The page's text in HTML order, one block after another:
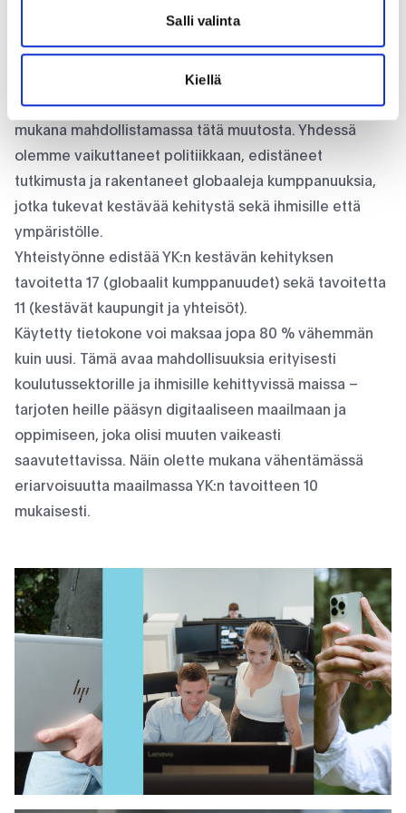
Salli valinta
Kiellä
Kiertotalouteen siirtyminen vaatii yhteistyötä
Siirtyminen kiertotalouteen edellyttää saumatonta
yhteistyötä yritysten, tutkimuksen ja päätöksenteon
välillä. Kun myytte käytetyt IT-laitteenne meille, olette
mukana mahdollistamassa tätä muutosta. Yhdessä
olemme vaikuttaneet politiikkaan, edistäneet
tutkimusta ja rakentaneet globaaleja kumppanuuksia,
jotka tukevat kestävää kehitystä sekä ihmisille että
ympäristölle.
Yhteistyönne edistää YK:n kestävän kehityksen
tavoitetta 17 (globaalit kumppanuudet) sekä tavoitetta
11 (kestävät kaupungit ja yhteisöt).
Käytetty tietokone voi maksaa jopa 80 % vähemmän
kuin uusi. Tämä avaa mahdollisuuksia erityisesti
koulutussektorille ja ihmisille kehittyvissä maissa –
tarjoten heille pääsyn digitaaliseen maailmaan ja
oppimiseen, joka olisi muuten vaikeasti
saavutettavissa. Näin olette mukana vähentämässä
eriarvoisuutta maailmassa YK:n tavoitteen 10
mukaisesti.